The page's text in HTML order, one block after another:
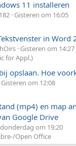
11 installeren
Gisteren om 16:05
in Word
Gisteren om 14:27
for Appl.)
opslaan. Hoe
Gisteren om 12:08
(mp4) en map
Google Drive
donderdag om 19:20
Open Office